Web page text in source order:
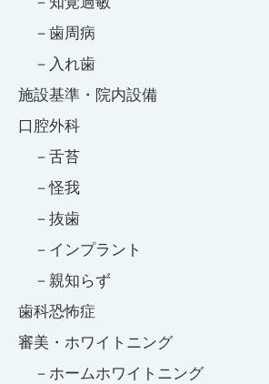
歯周病
入れ歯
施設基準・院内設備
口腔外科
舌苔
怪我
抜歯
インプラント
親知らず
歯科恐怖症
審美・ホワイトニング
ホームホワイトニング